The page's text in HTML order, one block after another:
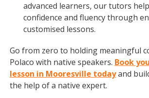
advanced learners, our tutors
confidence and fluency through
customised lessons.
Go from zero to holding meaningful
Polaco with native speakers. Book
lesson in Mooresville todayand
the help of a native expert.